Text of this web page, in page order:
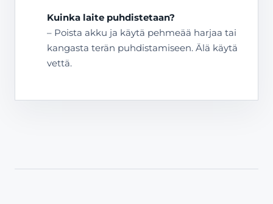
Kuinka laite puhdistetaan?
– Poista akku ja käytä pehmeää harjaa tai
kangasta terän puhdistamiseen. Älä käytä
vettä.